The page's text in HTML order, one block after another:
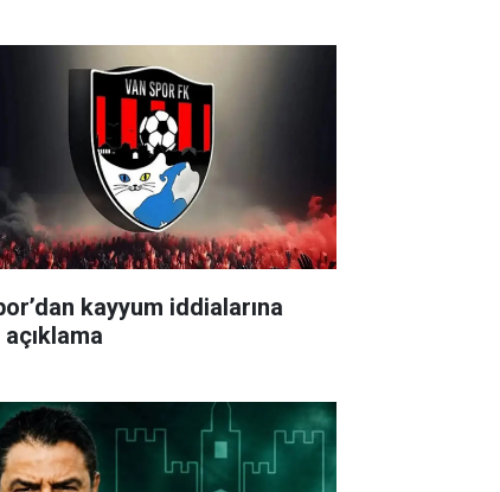
kayyum iddialarına